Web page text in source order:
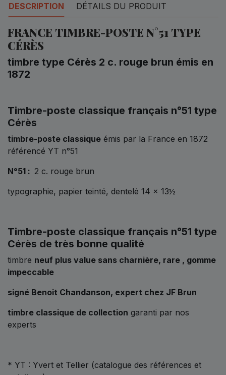
DESCRIPTION DÉTAILS DU PRODUIT
FRANCE TIMBRE-POSTE N°51 TYPE
CÉRÈS
timbre type Cérès 2 c. rouge brun émis en
1872
Timbre-poste classique français n°51 type
Cérès
timbre-poste classique émis par la France en 1872
référencé YT n°51
N°51 : 2 c. rouge brun
typographie, papier teinté, dentelé 14 x 13½
Timbre-poste classique français n°51 type
Cérès de très bonne qualité
timbre neuf plus value sans charnière, rare , gomme
impeccable
signé Benoit Chandanson, expert chez JF Brun
timbre classique de collection garanti par nos
experts
* YT : Yvert et Tellier (catalogue des références et